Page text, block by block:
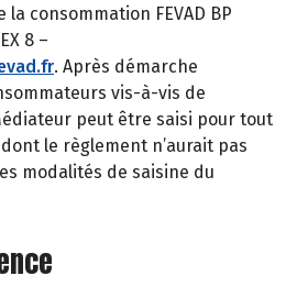
consommation FEVAD BP
8 –
. Après démarche
vis-à-vis de
peut être saisi pour tout
le règlement n’aurait pas
modalités de saisine du